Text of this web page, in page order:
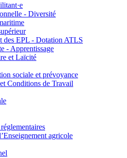
- Diversité
des EPL - Dotation ATLS
- Apprentissage
et Laïcité
sociale et prévoyance
Conditions de Travail
agricole